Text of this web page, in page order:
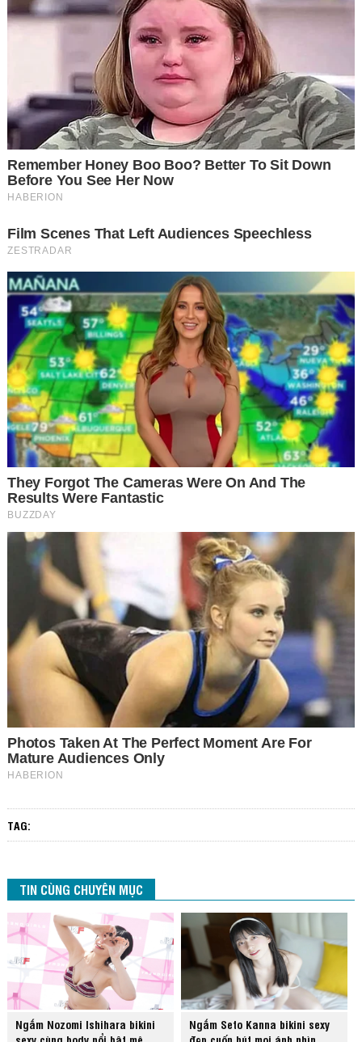
TAG:
TIN CÙNG CHUYÊN MỤC
Ngắm Nozomi Ishihara bikini
sexy cùng body nổi bật mê
Ngắm Seto Kanna bikini sexy
đẹp cuốn hút mọi ánh nhìn